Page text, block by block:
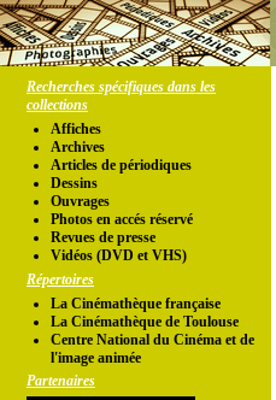
Recherches spécifiques dans les
collections
Affiches
Archives
Articles de périodiques
Dessins
Ouvrages
Photos en accés réservé
Revues de presse
Vidéos (DVD et VHS)
Répertoires
La Cinémathèque française
La Cinémathèque de Toulouse
Centre National du Cinéma et de
l'image animée
Partenaires